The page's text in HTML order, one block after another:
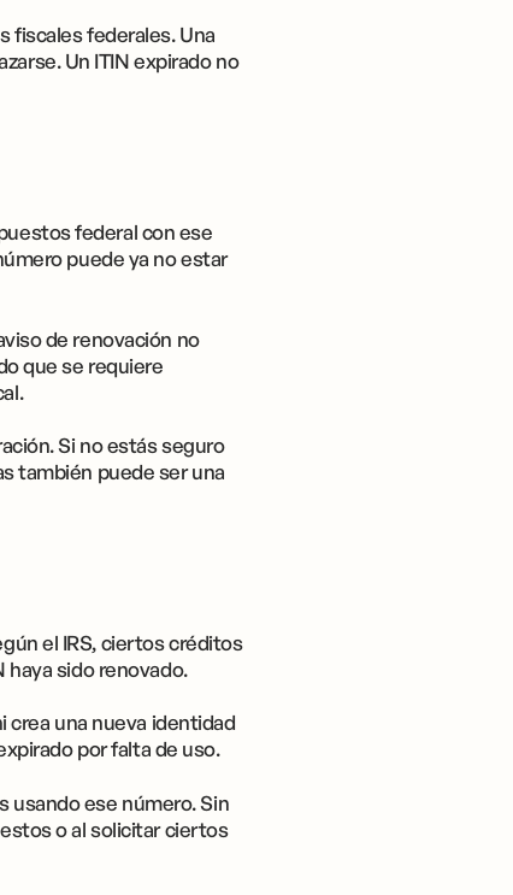
fiscales federales. Una
Un ITIN expirado no
federal con ese
puede ya no estar
de renovación no
que se requiere
Si no estás seguro
también puede ser una
el IRS, ciertos créditos
haya sido renovado.
crea una nueva identidad
por falta de uso.
usando ese número. Sin
o al solicitar ciertos